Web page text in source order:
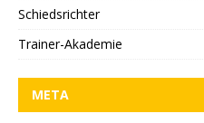
Schiedsrichter
Trainer-Akademie
META